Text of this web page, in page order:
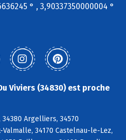
° , 3,90337350000004 °
Viviers (34830) est proche
34380 Argelliers, 34570
34170 Castelnau-le-Lez,